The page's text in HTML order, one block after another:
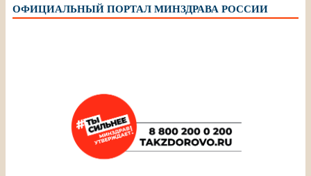
ОФИЦИАЛЬНЫЙ ПОРТАЛ МИНЗДРАВА РОССИИ